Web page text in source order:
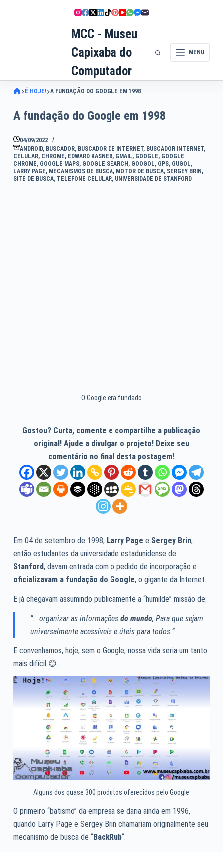
MCC - Museu
Capixaba do
Computador
MENU
É HOJE! A FUNDAÇÃO DO GOOGLE EM 1998
A fundação do Google em 1998
04/09/2022
ANDROID, BUSCADOR, BUSCADOR DE INTERNET, BUSCADOR INTERNET,
CELULAR, CHROME, EDWARD KASNER, GMAIL, GOOGLE, GOOGLE
CHROME, GOOGLE MAPS, GOOGLE SEARCH , GOOGOL, GPS, GUGOL,
LARRY PAGE, MECANISMOS DE BUSCA, MOTOR DE BUSCA, SERGEY BRIN ,
SITE DE BUSCA, TELEFONE CELULAR, UNIVERSIDADE DE STANFORD
O Google era fundado
Gostou? Curta, comente e compartilhe a publicação
original! Ajude a divulgar o projeto! Deixe seu
comentário no final desta postagem!
Em 04 de setembro de 1998, Larry Page e Sergey Brin,
então estudantes da universidade estadunidense de
Stanford, davam entrada com o pedido de incorporação e
oficializavam a fundação do Google, o gigante da Internet.
E já chegavam assumindo publicamente a “humilde” missão de:
“… organizar as informações do mundo, Para que sejam
universalmente acessíveis e úteis para todos.”
E convenhamos, hoje, sem o Google, nossa vida seria um tanto
mais difícil 😊.
Alguns dos quase 300 produtos oferecidos pelo Google
O primeiro “batismo” da empresa se daria ainda em 1996,
quando Larry Page e Sergey Brin chamariam originalmente seu
mecanismo de busca de “BackRub“.